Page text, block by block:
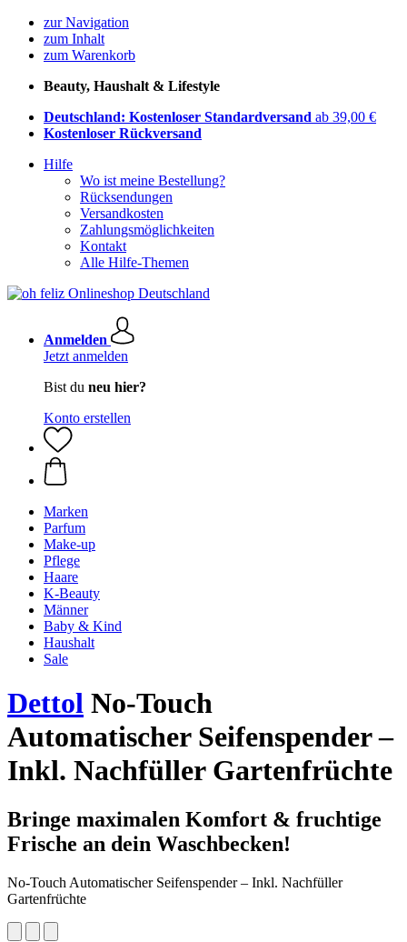
zur Navigation
zum Inhalt
zum Warenkorb
Beauty, Haushalt & Lifestyle
Deutschland: Kostenloser Standardversand ab 39,00 €
Kostenloser Rückversand
Hilfe
Wo ist meine Bestellung?
Rücksendungen
Versandkosten
Zahlungsmöglichkeiten
Kontakt
Alle Hilfe-Themen
Anmelden
Jetzt anmelden
Bist du neu hier?
Konto erstellen
Marken
Parfum
Make-up
Pflege
Haare
K-Beauty
Männer
Baby & Kind
Haushalt
Sale
Dettol No-Touch
Automatischer Seifenspender –
Inkl. Nachfüller Gartenfrüchte
Bringe maximalen Komfort & fruchtige
Frische an dein Waschbecken!
No-Touch Automatischer Seifenspender – Inkl. Nachfüller
Gartenfrüchte